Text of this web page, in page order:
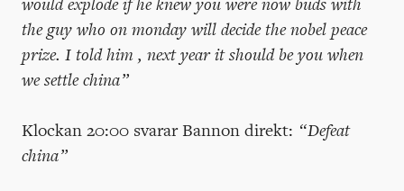
the guy who on monday will decide the nobel peace
prize. I told him , next year it should be you when
we settle china”
Klockan 20:00 svarar Bannon direkt: “Defeat
china”